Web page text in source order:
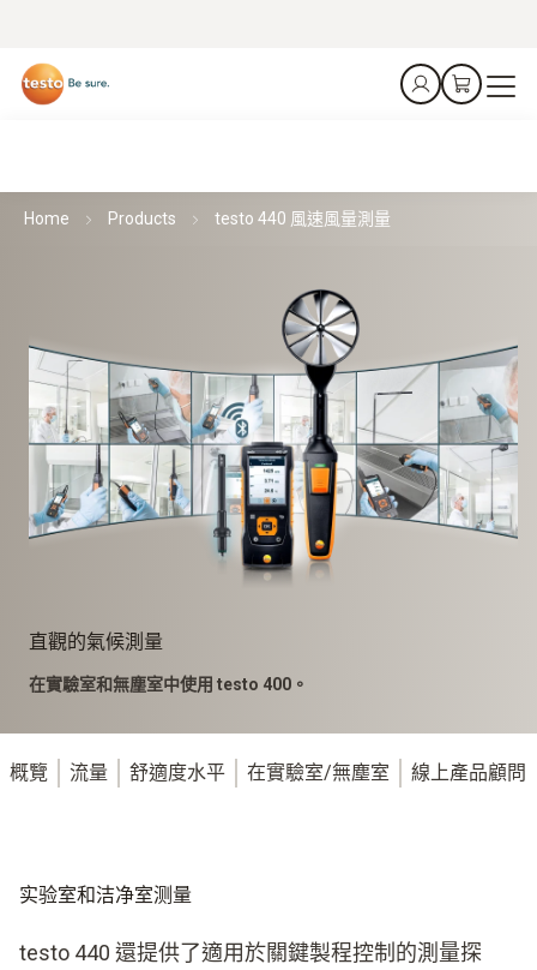
Home Products testo 440 風速風量測量
直觀的氣候測量
在實驗室和無塵室中使用 testo 400。
概覽 流量 舒適度水平 在實驗室/無塵室 線上產品顧問
实验室和洁净室测量
testo 440 還提供了適用於關鍵製程控制的測量探